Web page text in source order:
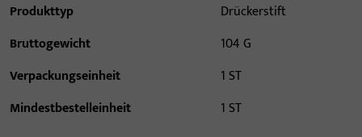
Produkttyp
Drückerstift
Bruttogewicht
104 G
Verpackungseinheit
1 ST
Mindestbestelleinheit
1 ST